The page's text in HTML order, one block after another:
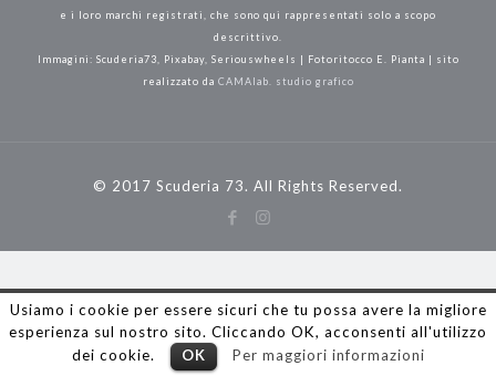
e i loro marchi registrati, che sono qui rappresentati solo a scopo
descrittivo.
Immagini: Scuderia73, Pixabay, Seriouswheels | Fotoritocco E. Pianta | sito
realizzato da CAMAlab. studio grafico
© 2017 Scuderia 73. All Rights Reserved.
Usiamo i cookie per essere sicuri che tu possa avere la migliore
esperienza sul nostro sito. Cliccando OK, acconsenti all'utilizzo
dei cookie.
OK Per maggiori informazioni